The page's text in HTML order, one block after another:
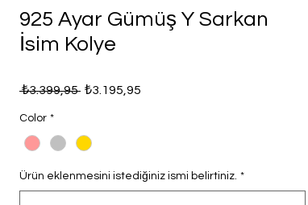
925 Ayar Gümüş Y Sarkan
İsim Kolye
₺3.399,95 Normal
₺3.195,95
Color *
Ürün eklenmesini istediğiniz ismi belirtiniz. *